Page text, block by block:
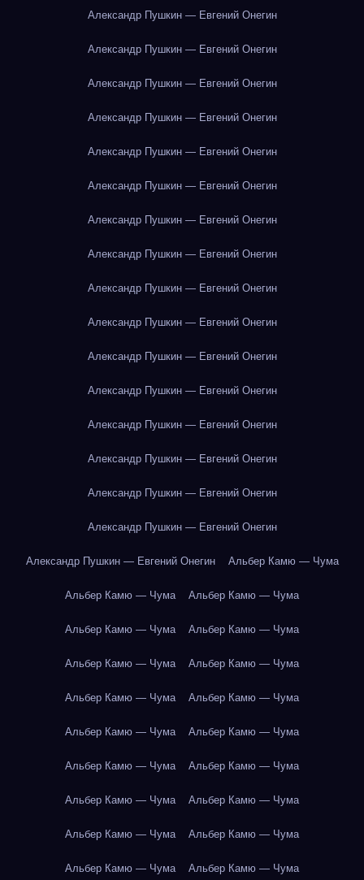
Александр Пушкин — Евгений Онегин
Александр Пушкин — Евгений Онегин
Александр Пушкин — Евгений Онегин
Александр Пушкин — Евгений Онегин
Александр Пушкин — Евгений Онегин
Александр Пушкин — Евгений Онегин
Александр Пушкин — Евгений Онегин
Александр Пушкин — Евгений Онегин
Александр Пушкин — Евгений Онегин
Александр Пушкин — Евгений Онегин
Александр Пушкин — Евгений Онегин
Александр Пушкин — Евгений Онегин
Александр Пушкин — Евгений Онегин
Александр Пушкин — Евгений Онегин
Александр Пушкин — Евгений Онегин
Александр Пушкин — Евгений Онегин
Александр Пушкин — Евгений Онегин Альбер Камю — Чума
Альбер Камю — Чума Альбер Камю — Чума
Альбер Камю — Чума Альбер Камю — Чума
Альбер Камю — Чума Альбер Камю — Чума
Альбер Камю — Чума Альбер Камю — Чума
Альбер Камю — Чума Альбер Камю — Чума
Альбер Камю — Чума Альбер Камю — Чума
Альбер Камю — Чума Альбер Камю — Чума
Альбер Камю — Чума Альбер Камю — Чума
Альбер Камю — Чума Альбер Камю — Чума